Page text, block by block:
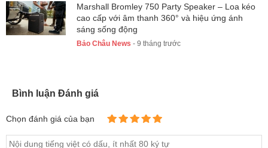
Marshall Bromley 750 Party Speaker – Loa kéo
cao cấp với âm thanh 360° và hiệu ứng ánh
sáng sống động
Bảo Châu News - 9 tháng trước
Bình luận Đánh giá
Chọn đánh giá của bạn